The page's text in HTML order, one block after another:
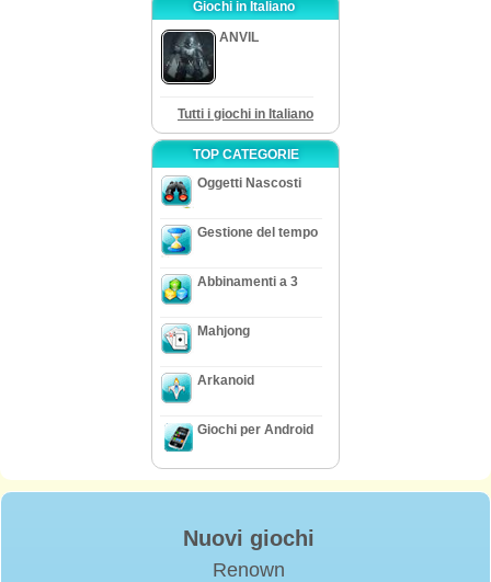
Giochi in Italiano
ANVIL
Tutti i giochi in Italiano
TOP CATEGORIE
Oggetti Nascosti
Gestione del tempo
Abbinamenti a 3
Mahjong
Arkanoid
Giochi per Android
Nuovi giochi
Renown